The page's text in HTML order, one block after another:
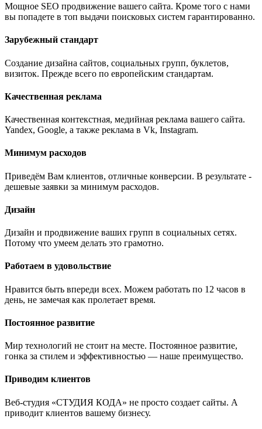
Мощное SEO продвижение вашего сайта. Кроме того с нами
вы попадете в топ выдачи поисковых систем гарантированно.
Зарубежный стандарт
Создание дизайна сайтов, социальных групп, буклетов,
визиток. Прежде всего по европейским стандартам.
Качественная реклама
Качественная контекстная, медийная реклама вашего сайта.
Yandex, Google, а также реклама в Vk, Instagram.
Минимум расходов
Приведём Вам клиентов, отличные конверсии. В результате -
дешевые заявки за минимум расходов.
Дизайн
Дизайн и продвижение ваших групп в социальных сетях.
Потому что умеем делать это грамотно.
Работаем в удовольствие
Нравится быть впереди всех. Можем работать по 12 часов в
день, не замечая как пролетает время.
Постоянное развитие
Мир технологий не стоит на месте. Постоянное развитие,
гонка за стилем и эффективностью — наше преимущество.
Приводим клиентов
Веб-студия «СТУДИЯ КОДА» не просто создает сайты. А
приводит клиентов вашему бизнесу.